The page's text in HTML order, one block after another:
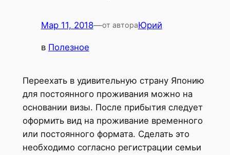
Мар 11, 2018—от автораЮрий
в Полезное
Переехать в удивительную страну Японию
для постоянного проживания можно на
основании визы. После прибытия следует
оформить вид на проживание временного
или постоянного формата. Сделать это
необходимо согласно регистрации семьи